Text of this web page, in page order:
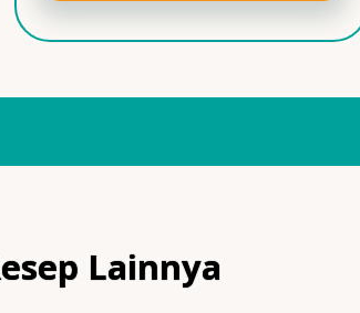
Lainnya